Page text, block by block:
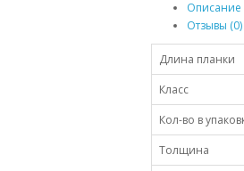
Описание
Отзывы (0)
Длина планки
Класс
Кол-во в
Толщина